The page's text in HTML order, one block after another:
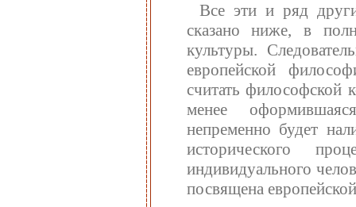
Все эти и ряд
сказано ниже, в
культуры.
европейской
считать философской
менее
непременно будет
исторического
индивидуального
посвящена